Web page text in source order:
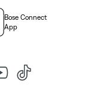
Bose Connect
App